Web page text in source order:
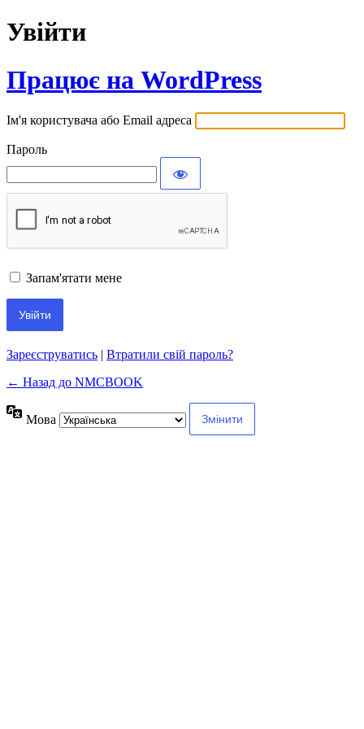
Увійти
Працює на WordPress
Ім'я користувача або Email адреса
Пароль
Запам'ятати мене
Зареєструватись | Втратили свій пароль?
← Назад до NMCBOOK
Мова